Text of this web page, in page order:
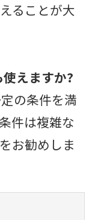
ることが大
えますか?
の条件を満
件は複雑な
お勧めしま